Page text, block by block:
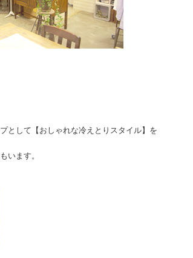
として【おしゃれな冷えとりスタイル】を
います。